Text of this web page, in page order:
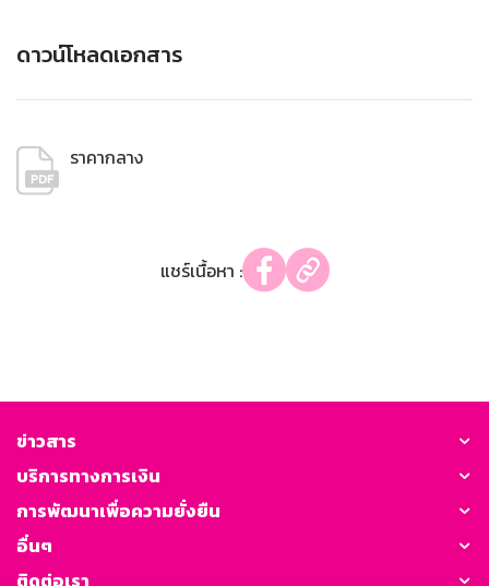
ดาวน์โหลดเอกสาร
ราคากลาง
แชร์เนื้อหา :
ข่าวสาร
บริการทางการเงิน
การพัฒนาเพื่อความยั่งยืน
อื่นๆ